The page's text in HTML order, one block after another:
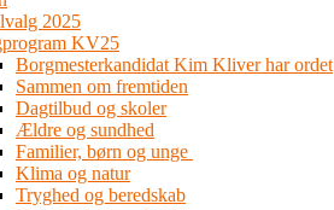
2025
KV25
Borgmesterkandidat Kim Kliver har ordet
Sammen om fremtiden
Dagtilbud og skoler
Ældre og sundhed
Familier, børn og unge
Klima og natur
Tryghed og beredskab